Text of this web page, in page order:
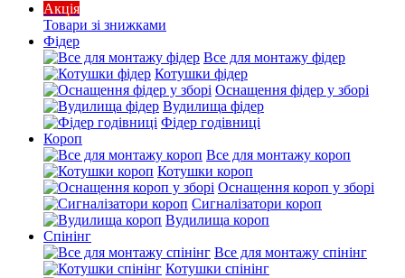
Акція
Товари зі знижками
Фідер
Все для монтажу фідер
Котушки фідер
Оснащення фідер у зборі
Вудилища фідер
Фідер годівниці
Короп
Все для монтажу короп
Котушки короп
Оснащення короп у зборі
Сигналізатори короп
Вудилища короп
Спінінг
Все для монтажу спінінг
Котушки спінінг